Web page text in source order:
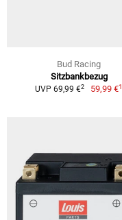
Bud Racing
Sitzbankbezug
UVP 69,99 €2 59,99 €1